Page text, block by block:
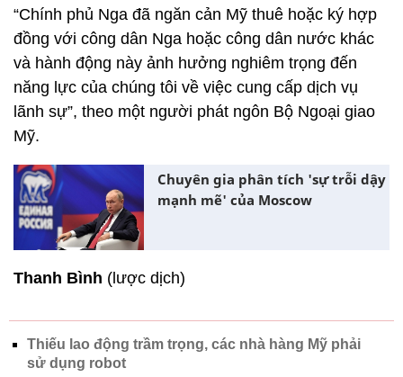
“Chính phủ Nga đã ngăn cản Mỹ thuê hoặc ký hợp
đồng với công dân Nga hoặc công dân nước khác
và hành động này ảnh hưởng nghiêm trọng đến
năng lực của chúng tôi về việc cung cấp dịch vụ
lãnh sự”, theo một người phát ngôn Bộ Ngoại giao
Mỹ.
Chuyên gia phân tích 'sự trỗi dậy
mạnh mẽ' của Moscow
Thanh Bình (lược dịch)
Thiếu lao động trầm trọng, các nhà hàng Mỹ phải
sử dụng robot